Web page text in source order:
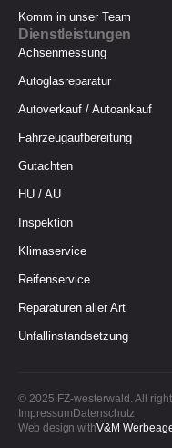
Komm in unser Team
Dienstleistungen
Achsenmessung
Autoglasreparatur
Autoverkauf / Autoankauf
Fahrzeugaufbereitung
Gutachten
HU / AU
Inspektion
Klimaservice
Reifenservice
Reparaturen aller Art
Unfallinstandsetzung
© 2025 FZ-westerwald. All
ImpressumDatenschutz
Web design withV&M